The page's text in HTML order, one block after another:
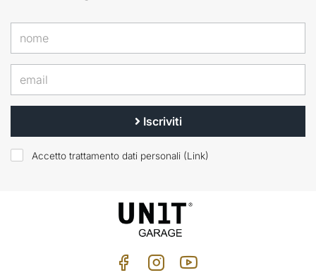
Iscriviti
Accetto trattamento dati personali (Link)